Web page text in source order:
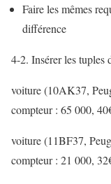
Faire les mêmes
différence
4-2. Insérer les tuples
voiture (10AK37,
compteur : 65 000,
voiture (11BF37,
compteur : 21 000,